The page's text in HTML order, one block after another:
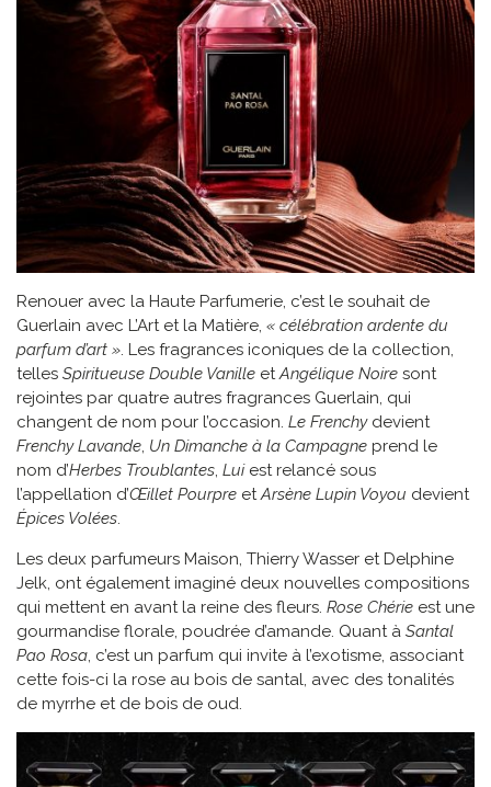
Renouer avec la Haute Parfumerie, c’est le souhait de
Guerlain avec L’Art et la Matière, « célébration ardente du
parfum d’art ». Les fragrances iconiques de la collection,
telles Spiritueuse Double Vanille etAngélique Noire sont
rejointes par quatre autres fragrances Guerlain, qui
changent de nom pour l’occasion. Le Frenchydevient
Frenchy Lavande, Un Dimanche à la Campagne prend le
nom d’Herbes Troublantes, Luiest relancé sous
l’appellation d’Œillet Pourpre etArsène Lupin Voyou devient
Épices Volées.
Les deux parfumeurs Maison, Thierry Wasser et Delphine
Jelk, ont également imaginé deux nouvelles compositions
qui mettent en avant la reine des fleurs. Rose Chérie est une
gourmandise florale, poudrée d’amande. Quant à Santal
Pao Rosa, c’est un parfum qui invite à l’exotisme, associant
cette fois-ci la rose au bois de santal, avec des tonalités
de myrrhe et de bois de oud.